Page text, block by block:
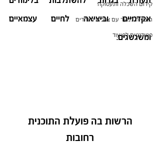
קידום השכלה ותעסוקה
תוכניות לנוער עם צרכים מיוחדים
סטודנטים לסיעוד
ומשגשגים.
הרשות בה פועלת התוכנית
רחובות